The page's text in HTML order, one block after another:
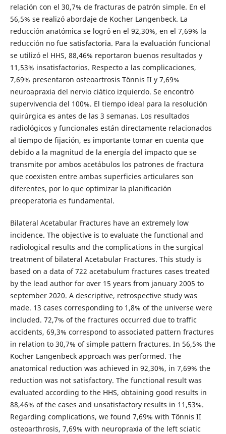
relación con el 30,7% de fracturas de patrón simple. En el
56,5% se realizó abordaje de Kocher Langenbeck. La
reducción anatómica se logró en el 92,30%, en el 7,69% la
reducción no fue satisfactoria. Para la evaluación funcional
se utilizó el HHS, 88,46% reportaron buenos resultados y
11,53% insatisfactorios. Respecto a las complicaciones,
7,69% presentaron osteoartrosis Tönnis II y 7,69%
neuroapraxia del nervio ciático izquierdo. Se encontró
supervivencia del 100%. El tiempo ideal para la resolución
quirúrgica es antes de las 3 semanas. Los resultados
radiológicos y funcionales están directamente relacionados
al tiempo de fijación, es importante tomar en cuenta que
debido a la magnitud de la energía del impacto que se
transmite por ambos acetábulos los patrones de fractura
que coexisten entre ambas superficies articulares son
diferentes, por lo que optimizar la planificación
preoperatoria es fundamental.
Bilateral Acetabular Fractures have an extremely low
incidence. The objective is to evaluate the functional and
radiological results and the complications in the surgical
treatment of bilateral Acetabular Fractures. This study is
based on a data of 722 acetabulum fractures cases treated
by the lead author for over 15 years from january 2005 to
september 2020. A descriptive, retrospective study was
made. 13 cases corresponding to 1,8% of the universe were
included. 72,7% of the fractures occurred due to traffic
accidents, 69,3% correspond to associated pattern fractures
in relation to 30,7% of simple pattern fractures. In 56,5% the
Kocher Langenbeck approach was performed. The
anatomical reduction was achieved in 92,30%, in 7,69% the
reduction was not satisfactory. The functional result was
evaluated according to the HHS, obtaining good results in
88,46% of the cases and unsatisfactory results in 11,53%.
Regarding complications, we found 7,69% with Tönnis II
osteoarthrosis, 7,69% with neuropraxia of the left sciatic